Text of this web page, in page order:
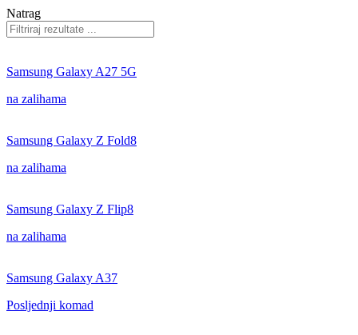
Natrag
Samsung Galaxy A27 5G
na zalihama
Samsung Galaxy Z Fold8
na zalihama
Samsung Galaxy Z Flip8
na zalihama
Samsung Galaxy A37
Posljednji komad